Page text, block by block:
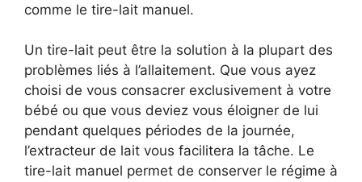
comme le tire-lait manuel.
Un tire-lait peut être la solution à la plupart des
problèmes liés à l’allaitement. Que vous ayez
choisi de vous consacrer exclusivement à votre
bébé ou que vous deviez vous éloigner de lui
pendant quelques périodes de la journée,
l’extracteur de lait vous facilitera la tâche. Le
tire-lait manuel permet de conserver le régime à